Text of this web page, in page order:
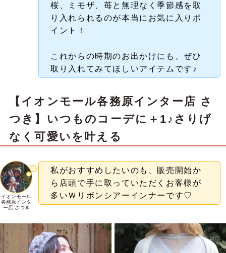
桜、ミモザ、苺と無理なく季節感を取
り入れられるのが本当にお気に入りポ
イント！
これからの時期のお出かけにも、ぜひ
取り入れてみてほしいアイテムです♪
【イオンモール各務原インター店 さ
つき】いつものコーデに＋1♪さりげ
なく可愛いを叶える
イオンモール
各務原インタ
ー店 さつき
私がおすすめしたいのも、販売開始か
ら店頭で手に取っていただくお客様が
多いＷリボンシアーインナーです♡